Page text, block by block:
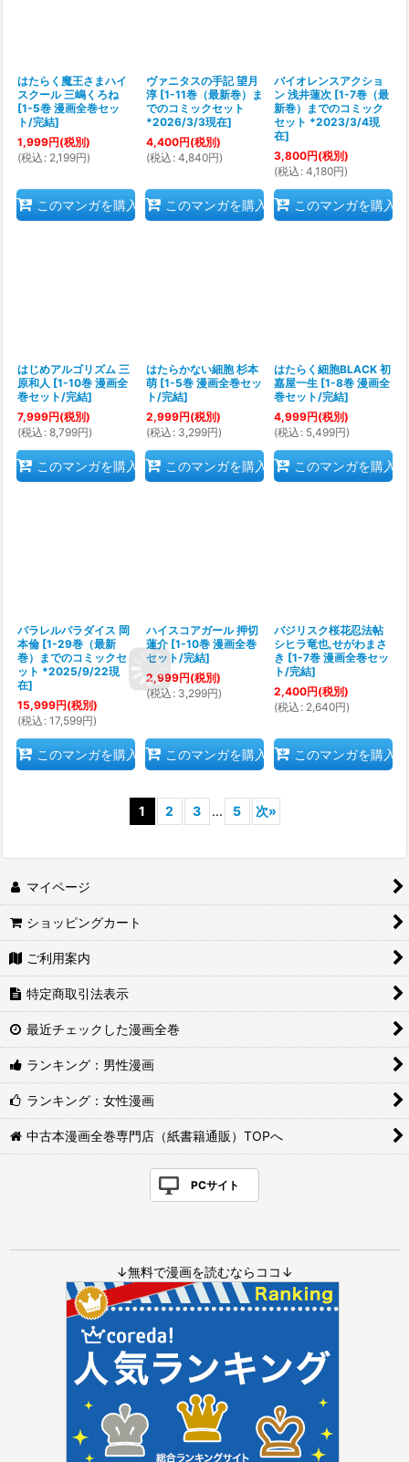
はたらく魔王さまハイ
スクール 三嶋くろね
[1-5巻 漫画全巻セッ
ト/完結]
1,999円(税別)
(税込 : 2,199円)
このマンガを購入
ヴァニタスの手記 望月
淳 [1-11巻（最新巻）ま
でのコミックセット
*2026/3/3現在]
4,400円(税別)
(税込 : 4,840円)
このマンガを購入
バイオレンスアクショ
ン 浅井蓮次 [1-7巻（最
新巻）までのコミック
セット *2023/3/4現
在]
3,800円(税別)
(税込 : 4,180円)
このマンガを購入
はじめアルゴリズム 三
原和人 [1-10巻 漫画全
巻セット/完結]
7,999円(税別)
(税込 : 8,799円)
このマンガを購入
はたらかない細胞 杉本
萌 [1-5巻 漫画全巻セッ
ト/完結]
2,999円(税別)
(税込 : 3,299円)
このマンガを購入
はたらく細胞BLACK 初
嘉屋一生 [1-8巻 漫画全
巻セット/完結]
4,999円(税別)
(税込 : 5,499円)
このマンガを購入
パラレルパラダイス 岡
本倫 [1-29巻（最新
巻）までのコミックセ
ット *2025/9/22現
在]
15,999円(税別)
(税込 : 17,599円)
このマンガを購入
ハイスコアガール 押切
蓮介 [1-10巻 漫画全巻
セット/完結]
2,999円(税別)
(税込 : 3,299円)
このマンガを購入
バジリスク桜花忍法帖
シヒラ竜也,せがわまさ
き [1-7巻 漫画全巻セッ
ト/完結]
2,400円(税別)
(税込 : 2,640円)
このマンガを購入
1 2 3 ... 5 次»
マイページ
ショッピングカート
ご利用案内
特定商取引法表示
最近チェックした漫画全巻
ランキング：男性漫画
ランキング：女性漫画
中古本漫画全巻専門店（紙書籍通販）TOPへ
PCサイト
↓無料で漫画を読むならココ↓